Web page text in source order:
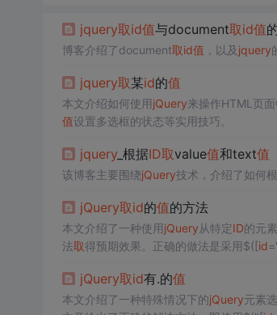
jquery取id值与document取id值
博客介绍了document取id值 ，以及 jquery
jquery取某id的值
本文介绍如何使用jQuery来操作HTML页
值设置多选框的状态等实用技巧。
jquery_根据ID取value值和text值
该博客主要围绕jQuery技术，介绍了如何
jQuery取id的值的方法
本文介绍了一种使用jQuery从特定ID的元
法取得预期效果。正确的做法是采用$([id
jQuery取id有.的值
本文介绍了一种特殊情况下的jQuery元素